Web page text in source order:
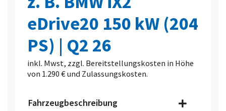
eDrive20 150 kW (204
PS) | Q2 26
inkl. Mwst, zzgl. Bereitstellungskosten in Höhe
von 1.290 € und Zulassungskosten.
Fahrzeugbeschreibung